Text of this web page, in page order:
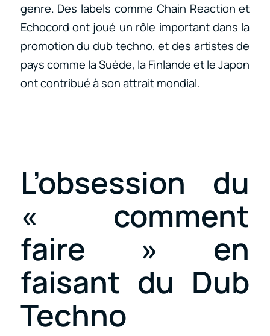
genre. Des labels comme Chain Reaction et
Echocord ont joué un rôle important dans la
promotion du dub techno, et des artistes de
pays comme la Suède, la Finlande et le Japon
ont contribué à son attrait mondial.
L’obsession du
« comment
faire » en
faisant du Dub
Techno